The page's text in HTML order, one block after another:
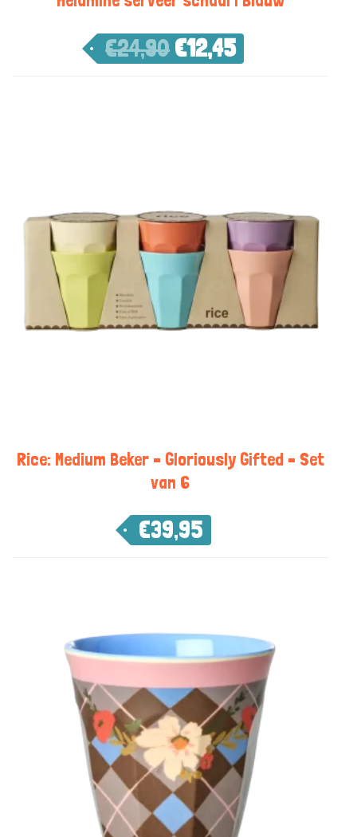
€24,90 €12,45
Rice: Medium Beker – Gloriously Gifted – Set
van 6
€39,95